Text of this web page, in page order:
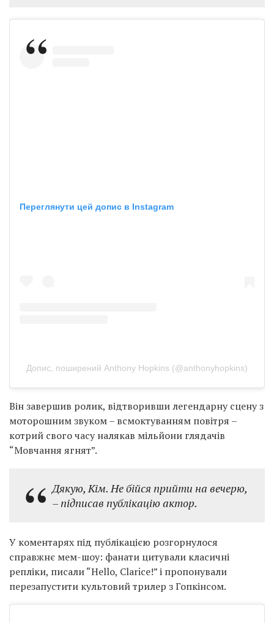
Переглянути цей допис в Instagram
Допис, поширений Anthony Hopkins (@anthonyhopkins)
Він завершив ролик, відтворивши легендарну сцену з
моторошним звуком – всмоктуванням повітря –
котрий свого часу налякав мільйони глядачів
“Мовчання ягнят”.
Дякую, Кім. Не бійся прийти на вечерю,
– підписав публікацію актор.
У коментарях під публікацією розгорнулося
справжнє мем-шоу: фанати цитували класичні
репліки, писали “Hello, Clarice!” і пропонували
перезапустити культовий трилер з Гопкінсом.